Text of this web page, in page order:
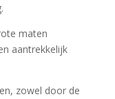
maten
aantrekkelijk
zowel door de